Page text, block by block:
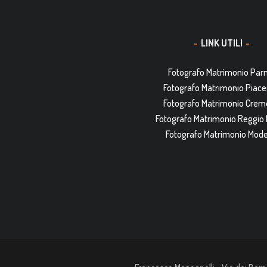
LINK UTILI
Fotografo Matrimonio
Fotografo Matrimonio
Fotografo Matrimonio
Fotografo Matrimonio Reggio
Fotografo Matrimonio